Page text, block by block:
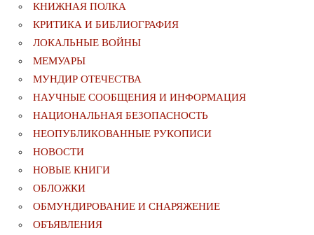
КНИЖНАЯ ПОЛКА
КРИТИКА И БИБЛИОГРАФИЯ
ЛОКАЛЬНЫЕ ВОЙНЫ
МЕМУАРЫ
МУНДИР ОТЕЧЕСТВА
НАУЧНЫЕ СООБЩЕНИЯ И ИНФОРМАЦИЯ
НАЦИОНАЛЬНАЯ БЕЗОПАСНОСТЬ
НЕОПУБЛИКОВАННЫЕ РУКОПИСИ
НОВОСТИ
НОВЫЕ КНИГИ
ОБЛОЖКИ
ОБМУНДИРОВАНИЕ И СНАРЯЖЕНИЕ
ОБЪЯВЛЕНИЯ